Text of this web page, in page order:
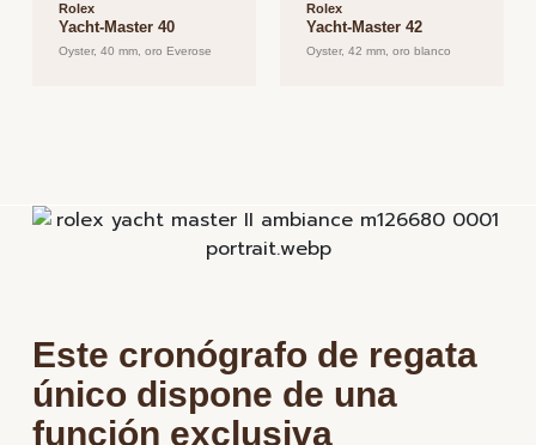
Rolex
Yacht-Master 40
Oyster, 40 mm, oro Everose
Rolex
Yacht-Master 42
Oyster, 42 mm, oro blanco
Este cronógrafo de regata
único dispone de una
función exclusiva